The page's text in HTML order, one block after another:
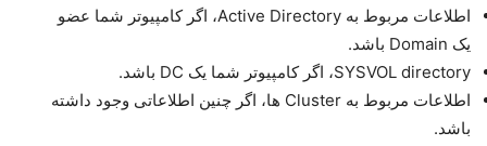
اطلاعات مربوط به Active Directory، اگر کامپیوتر شما عضو
یک Domain باشد.
SYSVOL directory، اگر کامپیوتر شما یک DC باشد.
اطلاعات مربوط به Cluster ها، اگر چنین اطلاعاتی وجود داشته
باشد.